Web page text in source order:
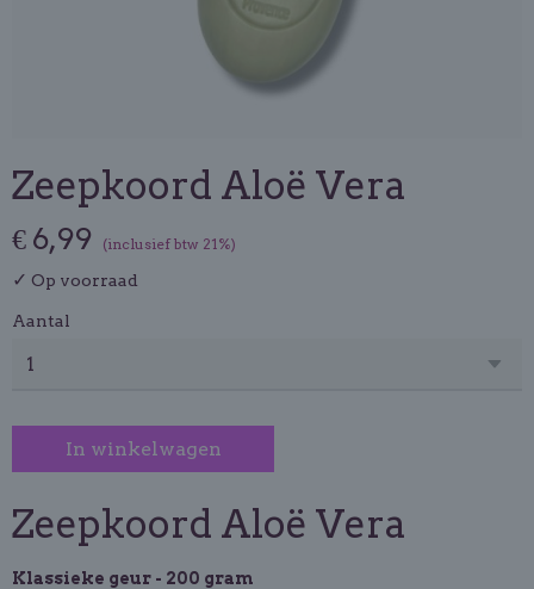
Zeepkoord Aloë Vera
€ 6,99 (inclusief btw 21%)
✓ Op voorraad
Aantal
In winkelwagen
Zeepkoord Aloë Vera
Klassieke geur - 200 gram